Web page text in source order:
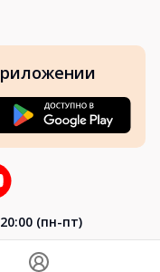
(пн-пт)